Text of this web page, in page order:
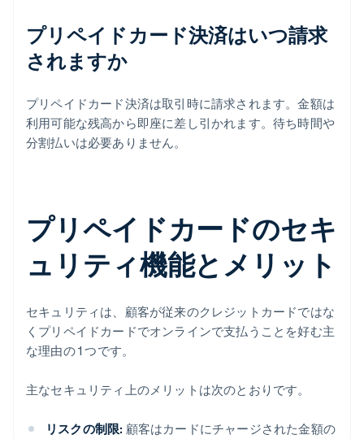
プリペイドカード決済はいつ請求
されますか
プリペイドカード決済は取引時に請求されます。金額は
利用可能な残高から即座に差し引かれます。待ち時間や
分割払いは必要ありません。
プリペイドカードのセキ
ュリティ機能とメリット
セキュリティは、顧客が従来のクレジットカードではな
くプリペイドカードでオンラインで支払うことを好む主
な理由の 1 つです。
主なセキュリティ上のメリットは次のとおりです。
リスクの制限: 顧客はカードにチャージされた金額の